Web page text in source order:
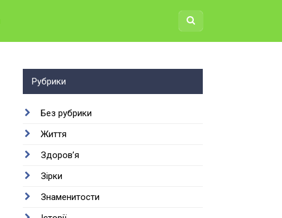
Рубрики
Без рубрики
Життя
Здоров’я
Зірки
Знаменитости